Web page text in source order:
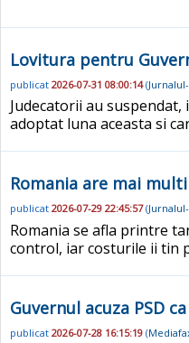
Lovitura pentru
publicat 2026-07-31 08:00:14(
Judecatorii au
adoptat luna aceasta si
Romania are mai
publicat 2026-07-29 22:45:57(
Romania se afla printre
control, iar costurile ii tin
Guvernul acuza PSD
publicat 2026-07-28 16:15:19 (